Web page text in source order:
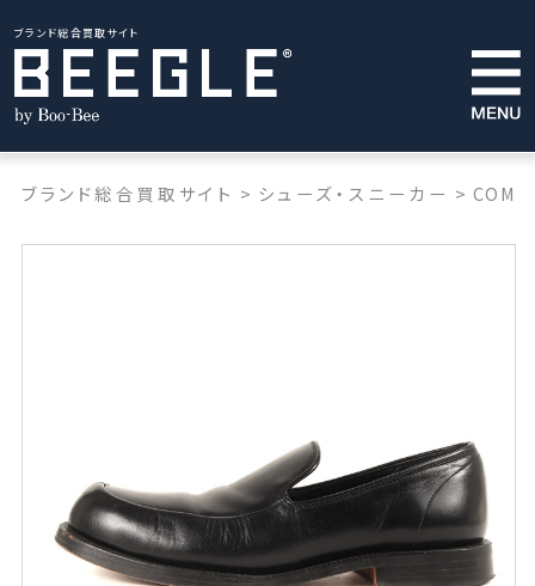
ブランド総合買取サイト
ブランド総合買取サイト > シューズ・スニーカー >